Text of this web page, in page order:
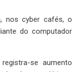
nos cyber cafés, o
do computador
se aumento